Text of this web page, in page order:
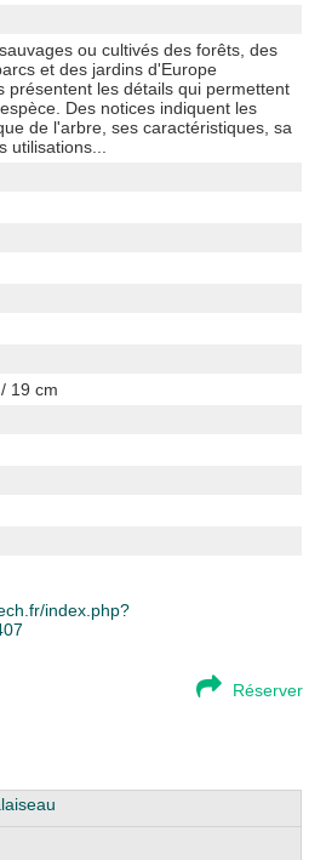
ou cultivés des forêts, des
et des jardins d'Europe
présentent les détails qui permettent
Des notices indiquent les
de l'arbre, ses caractéristiques, sa
utilisations...
19 cm
index.php?
Réserver